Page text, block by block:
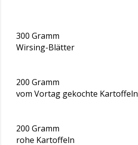
300 Gramm
Wirsing-Blätter
200 Gramm
vom Vortag gekochte Kartoffeln
200 Gramm
rohe Kartoffeln